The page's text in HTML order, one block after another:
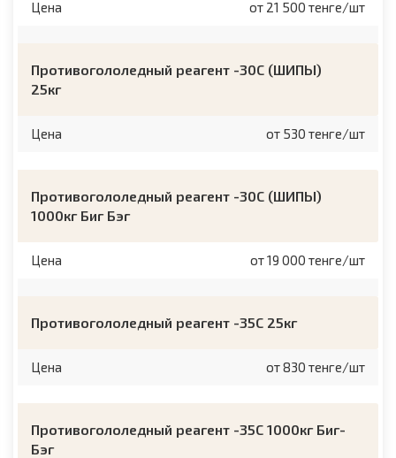
Цена от 21 500 тенге/шт
Противогололедный реагент -30C (ШИПЫ)
25кг
Цена от 530 тенге/шт
Противогололедный реагент -30C (ШИПЫ)
1000кг Биг Бэг
Цена от 19 000 тенге/шт
Противогололедный реагент -35С 25кг
Цена от 830 тенге/шт
Противогололедный реагент -35С 1000кг Биг-
Бэг